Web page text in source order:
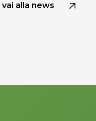
vai alla news